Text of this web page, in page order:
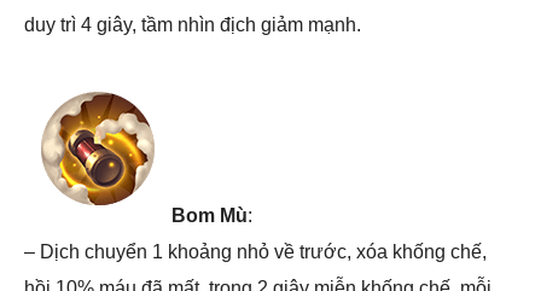
duy trì 4 giây, tầm nhìn địch giảm mạnh.
Bom Mù:
– Dịch chuyển 1 khoảng nhỏ về trước, xóa khống chế,